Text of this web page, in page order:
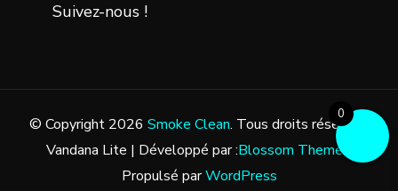
Suivez-nous !
© Copyright 2026 Smoke Clean. Tous droits réservés.
Vandana Lite | Développé par :Blossom Themes
Propulsé parWordPress
0